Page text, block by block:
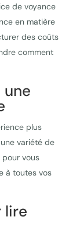
de voyance
en matière
des coûts
comment
plus
variété de
pour vous
à toutes vos
lire